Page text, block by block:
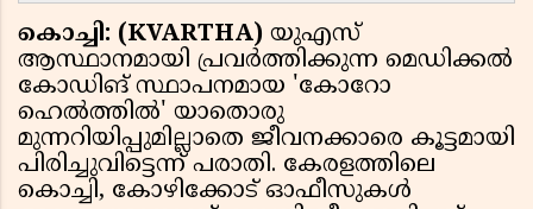
കൊച്ചി: (KVARTHA) യുഎസ്
ആസ്ഥാനമായി പ്രവർത്തിക്കുന്ന മെഡിക്കൽ
കോഡിങ് സ്ഥാപനമായ 'കോറോ
ഹെൽത്തിൽ' യാതൊരു
മുന്നറിയിപ്പുമില്ലാതെ ജീവനക്കാരെ കൂട്ടമായി
പിരിച്ചുവിട്ടെന്ന് പരാതി. കേരളത്തിലെ
കൊച്ചി, കോഴിക്കോട് ഓഫീസുകൾ